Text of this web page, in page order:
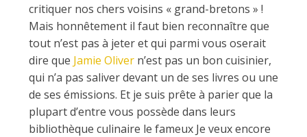
critiquer nos chers voisins « grand-bretons » !
Mais honnêtement il faut bien reconnaître que
tout n’est pas à jeter et qui parmi vous oserait
dire que Jamie Olivern’est pas un bon cuisinier,
qui n’a pas saliver devant un de ses livres ou une
de ses émissions. Et je suis prête à parier que la
plupart d’entre vous possède dans leurs
bibliothèque culinaire le fameux Je veux encore